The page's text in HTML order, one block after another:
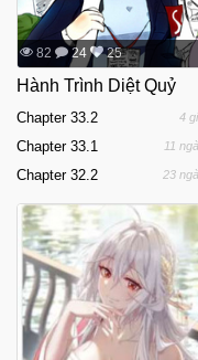
82 24 25
Hành Trình Diệt Quỷ
Chapter 33.2 4
Chapter 33.1 11
Chapter 32.2 23